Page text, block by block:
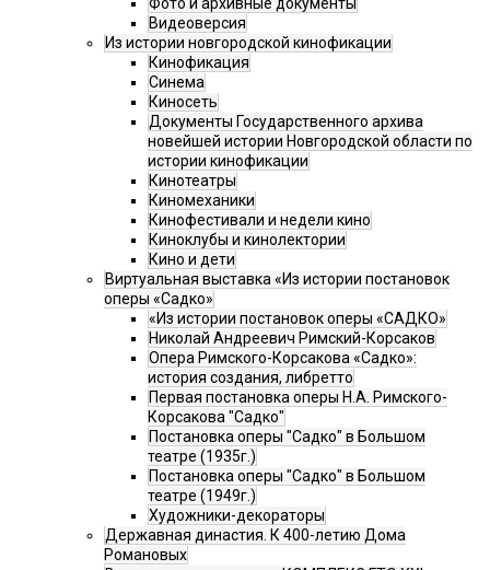
Фото и архивные документы
Видеоверсия
Из истории новгородской кинофикации
Кинофикация
Синема
Киносеть
Документы Государственного архива
новейшей истории Новгородской области по
истории кинофикации
Кинотеатры
Киномеханики
Кинофестивали и недели кино
Киноклубы и кинолектории
Кино и дети
Виртуальная выставка «Из истории постановок
оперы «Садко»
«Из истории постановок оперы «САДКО»
Николай Андреевич Римский-Корсаков
Опера Римского-Корсакова «Садко»:
история создания, либретто
Первая постановка оперы Н.А. Римского-
Корсакова "Садко"
Постановка оперы "Садко" в Большом
театре (1935г.)
Постановка оперы "Садко" в Большом
театре (1949г.)
Художники-декораторы
Державная династия. К 400-летию Дома
Романовых